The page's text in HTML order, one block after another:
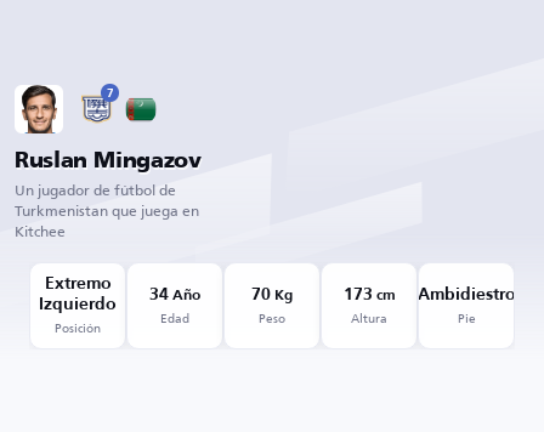
7
Ruslan Mingazov
Un jugador de fútbol de
Turkmenistan que juega en
Kitchee
Extremo
Izquierdo
Posición
34 Año
Edad
70 Kg
Peso
173 cm
Altura
Ambidiestro
Pie